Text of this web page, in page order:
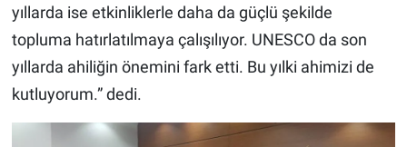
yıllarda ise etkinliklerle daha da güçlü şekilde
topluma hatırlatılmaya çalışılıyor. UNESCO da son
yıllarda ahiliğin önemini fark etti. Bu yılki ahimizi de
kutluyorum.” dedi.